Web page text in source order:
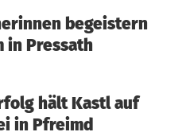
begeistern
in Pressath
hält Kastl auf
in Pfreimd